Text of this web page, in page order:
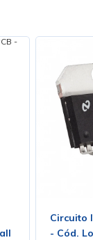
Circuito
- Cód.